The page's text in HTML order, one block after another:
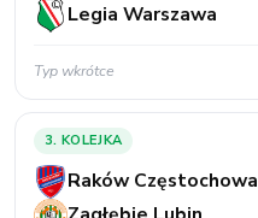
Legia Warszawa
Typ wkrótce
3. KOLEJKA
Raków Częstochowa